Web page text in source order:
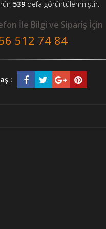
539defa görüntülenmiştir.
İle Bilgi ve Sipariş İçin
512 74 84
: